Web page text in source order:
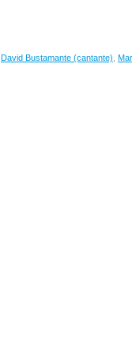
David Bustamante (cantante)